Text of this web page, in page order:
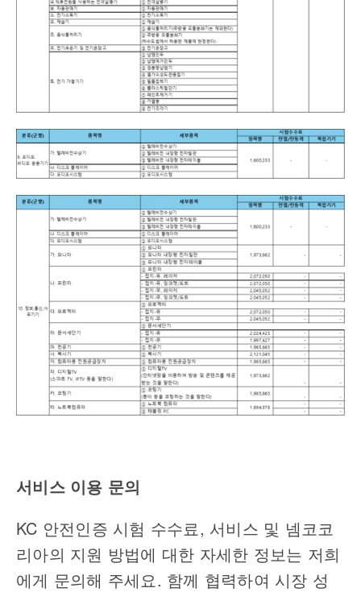
서비스 이용 문의
KC 안전인증 시험 수수료, 서비스 및 넴코코
리아의 지원 방법에 대한 자세한 정보는 저희
에게 문의해 주세요. 함께 협력하여 시장 성